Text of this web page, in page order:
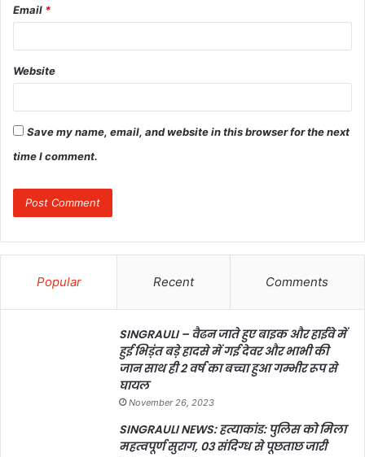
Email *
Website
Save my name, email, and website in this browser for the next
time I comment.
Popular Recent Comments
SINGRAULI – वैढन जाते हुए बाइक और हाईवे में
हुई भिड़ंत बड़े हादसे में गई देवर और भाभी की
जान साथ ही 2 वर्ष का बच्चा हुआ गम्भीर रूप से
घायल
November 26, 2023
SINGRAULI NEWS: हत्याकांड: पुलिस को मिला
महत्वपूर्ण सुराग, 03 संदिग्ध से पूछताछ जारी